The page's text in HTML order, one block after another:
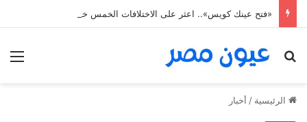
بحث عن
الرئيسية / أخبار